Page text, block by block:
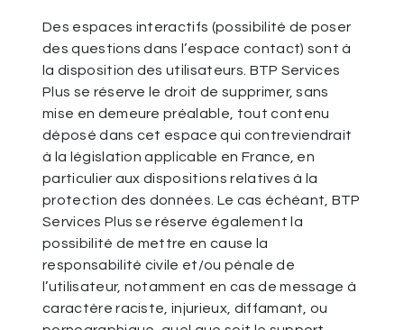
Des espaces interactifs (possibilité de poser
des questions dans l’espace contact) sont à
la disposition des utilisateurs. BTP Services
Plus se réserve le droit de supprimer, sans
mise en demeure préalable, tout contenu
déposé dans cet espace qui contreviendrait
à la législation applicable en France, en
particulier aux dispositions relatives à la
protection des données. Le cas échéant, BTP
Services Plus se réserve également la
possibilité de mettre en cause la
responsabilité civile et/ou pénale de
l’utilisateur, notamment en cas de message à
caractère raciste, injurieux, diffamant, ou